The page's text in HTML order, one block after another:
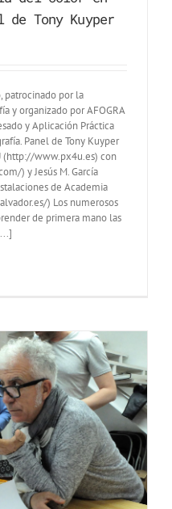
Tony Kuyper
patrocinado por la
y organizado por AFOGRA
y Aplicación Práctica
Panel de Tony Kuyper
(http://www.px4u.es) con
) y Jesús M. García
de Academia
) Los numerosos
de primera mano las